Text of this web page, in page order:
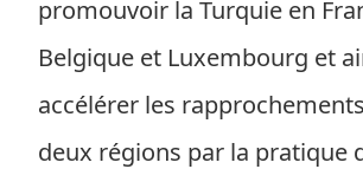
promouvoir la Turquie en
Belgique et Luxembourg et
accélérer les
deux régions par la pratique